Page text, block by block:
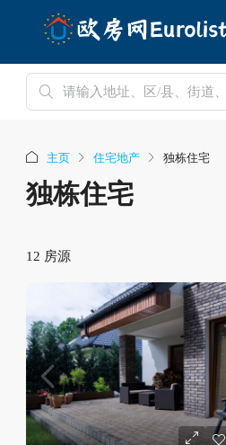
主页 住宅地产 独栋住宅
独栋住宅
12 房源